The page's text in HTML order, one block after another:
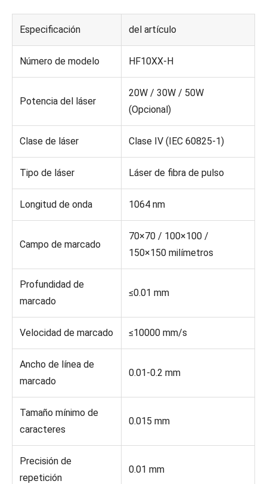
Especificación del artículo
Número de modelo HF10XX-H
Potencia del láser
20W / 30W / 50W
(Opcional)
Clase de láser Clase IV (IEC 60825-1)
Tipo de láser Láser de fibra de pulso
Longitud de onda 1064 nm
Campo de marcado
70×70 / 100×100 /
150×150 milímetros
Profundidad de
marcado
≤0.01 mm
Velocidad de marcado ≤10000 mm/s
Ancho de línea de
marcado
0.01-0.2 mm
Tamaño mínimo de
caracteres
0.015 mm
Precisión de
repetición
0.01 mm